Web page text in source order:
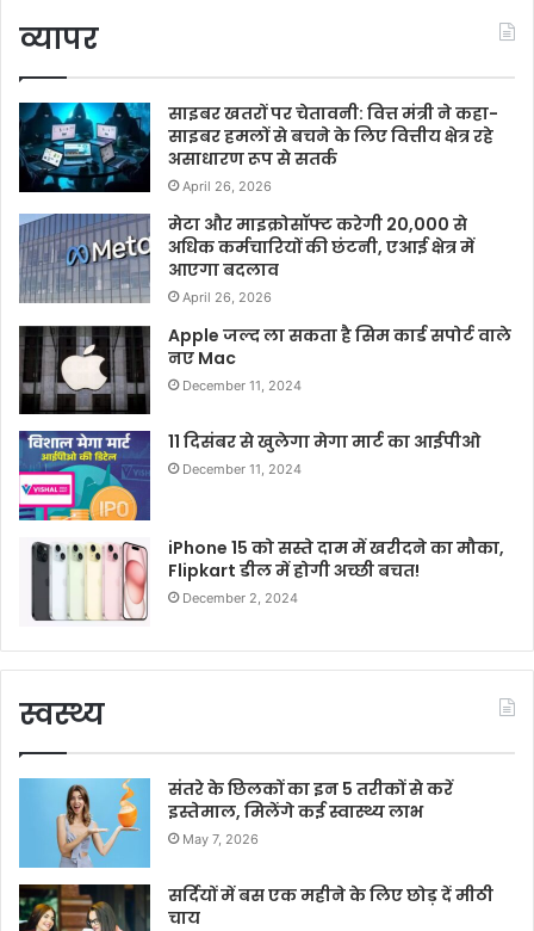
व्यापर
साइबर खतरों पर चेतावनी: वित्त मंत्री ने कहा-
साइबर हमलों से बचने के लिए वित्तीय क्षेत्र रहे
असाधारण रूप से सतर्क
April 26, 2026
मेटा और माइक्रोसॉफ्ट करेगी 20,000 से
अधिक कर्मचारियों की छंटनी, एआई क्षेत्र में
आएगा बदलाव
April 26, 2026
Apple जल्द ला सकता है सिम कार्ड सपोर्ट वाले
नए Mac
December 11, 2024
11 दिसंबर से खुलेगा मेगा मार्ट का आईपीओ
December 11, 2024
iPhone 15 को सस्ते दाम में खरीदने का मौका,
Flipkart डील में होगी अच्छी बचत!
December 2, 2024
स्वस्थ्य
संतरे के छिलकों का इन 5 तरीकों से करें
इस्तेमाल, मिलेंगे कई स्वास्थ्य लाभ
May 7, 2026
सर्दियों में बस एक महीने के लिए छोड़ दें मीठी
चाय